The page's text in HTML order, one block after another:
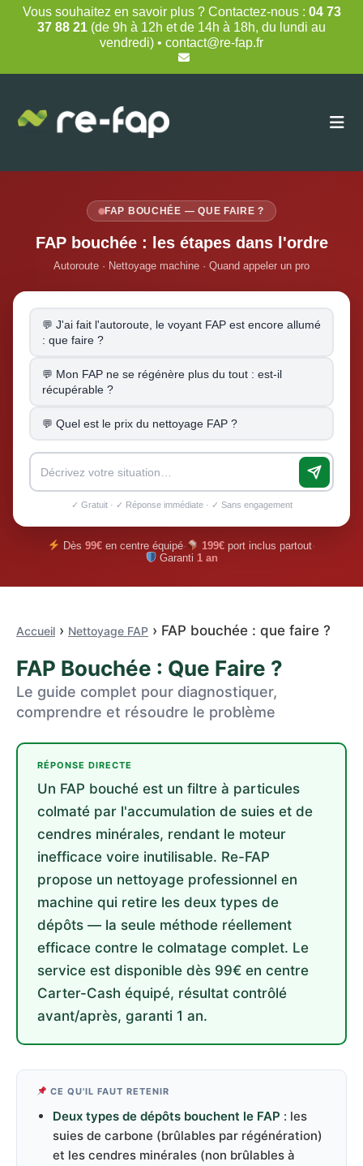
Vous souhaitez en savoir plus ? Contactez-nous : 04 73
37 88 21 (de 9h à 12h et de 14h à 18h, du lundi au
vendredi) • contact@re-fap.fr
FAP BOUCHÉE — QUE FAIRE ?
FAP bouchée : les étapes dans l'ordre
Autoroute · Nettoyage machine · Quand appeler un pro
J'ai fait l'autoroute, le voyant FAP est encore allumé
: que faire ?
Mon FAP ne se régénère plus du tout : est-il
récupérable ?
Quel est le prix du nettoyage FAP ?
✓ Gratuit · ✓ Réponse immédiate · ✓ Sans engagement
Dès 99€ en centre équipé· 199€port inclus partout·
Garanti 1 an
Accueil › Nettoyage FAP › FAP bouchée : que faire ?
FAP Bouchée : Que Faire ?
Le guide complet pour diagnostiquer,
comprendre et résoudre le problème
RÉPONSE DIRECTE
Un FAP bouché est un filtre à particules
colmaté par l'accumulation de suies et de
cendres minérales, rendant le moteur
inefficace voire inutilisable. Re-FAP
propose un nettoyage professionnel en
machine qui retire les deux types de
dépôts — la seule méthode réellement
efficace contre le colmatage complet. Le
service est disponible dès 99€ en centre
Carter-Cash équipé, résultat contrôlé
avant/après, garanti 1 an.
CE QU'IL FAUT RETENIR
Deux types de dépôts bouchent le FAP : les
suies de carbone (brûlables par régénération)
et les cendres minérales (non brûlables à